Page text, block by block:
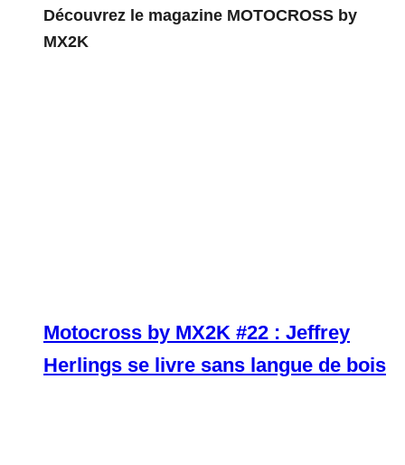
Découvrez le magazine MOTOCROSS by
MX2K
Motocross by MX2K #22 : Jeffrey
Herlings se livre sans langue de bois